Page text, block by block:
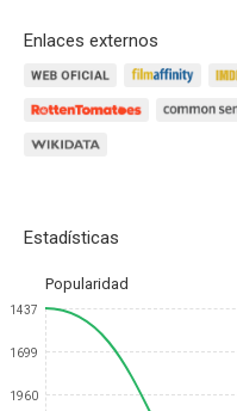
Enlaces externos
Estadísticas
Popularidad
1437
1699
1960